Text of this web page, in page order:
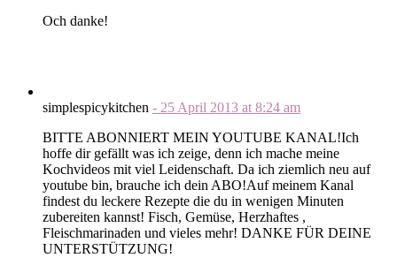
Och danke!
simplespicykitchen - 25 April 2013 at 8:24 am
BITTE ABONNIERT MEIN YOUTUBE KANAL!Ich
hoffe dir gefällt was ich zeige, denn ich mache meine
Kochvideos mit viel Leidenschaft. Da ich ziemlich neu auf
youtube bin, brauche ich dein ABO!Auf meinem Kanal
findest du leckere Rezepte die du in wenigen Minuten
zubereiten kannst! Fisch, Gemüse, Herzhaftes ,
Fleischmarinaden und vieles mehr! DANKE FÜR DEINE
UNTERSTÜTZUNG!